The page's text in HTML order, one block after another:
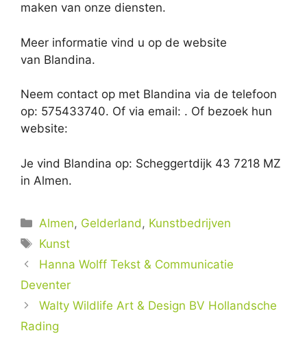
maken van onze diensten.
Meer informatie vind u op de website
van Blandina.
Neem contact op met Blandina via de telefoon
op: 575433740. Of via email: . Of bezoek hun
website:
Je vind Blandina op: Scheggertdijk 43 7218 MZ
in Almen.
Categorieën
Almen, Gelderland , Kunstbedrijven
Tags
Kunst
Hanna Wolff Tekst & Communicatie
Deventer
Walty Wildlife Art & Design BV Hollandsche
Rading